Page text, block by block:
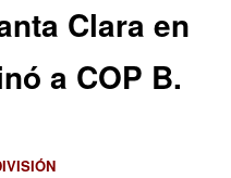
Clara en
a COP B.